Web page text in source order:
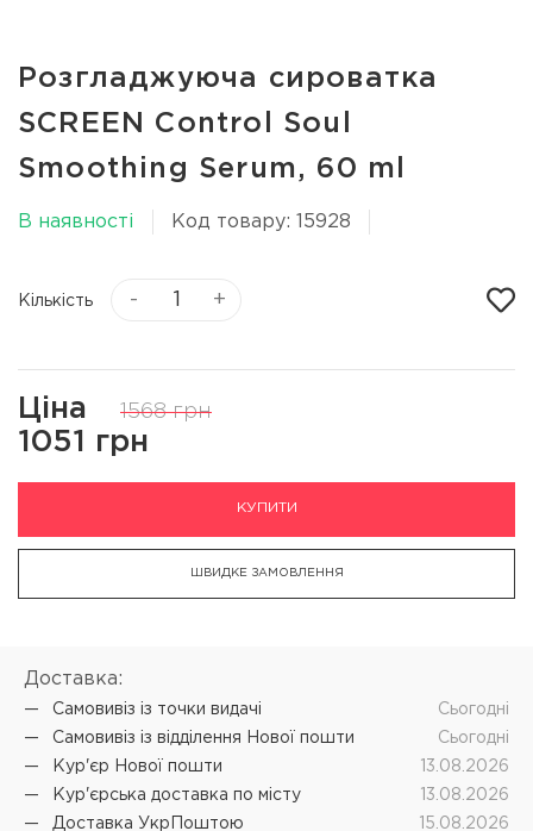
Розгладжуюча сироватка
SCREEN Control Soul
Smoothing Serum, 60 ml
В наявності Код товару: 15928
Кількість - +
Ціна 1568 грн
1051 грн
КУПИТИ
ШВИДКЕ ЗАМОВЛЕННЯ
Доставка:
Самовивіз iз точки видачі
Cьогодні
Самовивіз iз відділення Нової пошти
Cьогодні
Кур'єр Нової пошти
13.08.2026
Кур'єрська доставка по місту
13.08.2026
Доставка УкрПоштою
15.08.2026